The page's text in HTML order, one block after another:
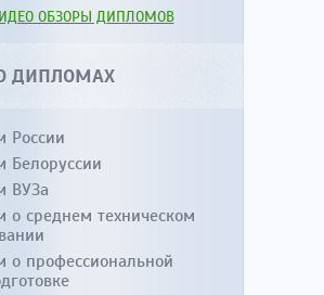
ОБЗОРЫ ДИПЛОМОВ
ДИПЛОМАХ
России
Белоруссии
ВУЗа
о среднем техническом
о профессиональной